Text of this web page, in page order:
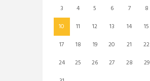
3
4 5 6 7 8
10
11 12 13 14 15
17
18 19 20 21 22
24
25 26 27 28 29